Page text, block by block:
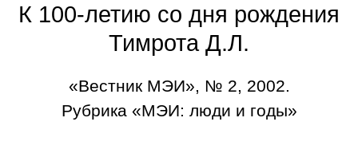
К 100-летию со дня рождения
Тимрота Д.Л.
«Вестник МЭИ», № 2, 2002.
Рубрика «МЭИ: люди и годы»